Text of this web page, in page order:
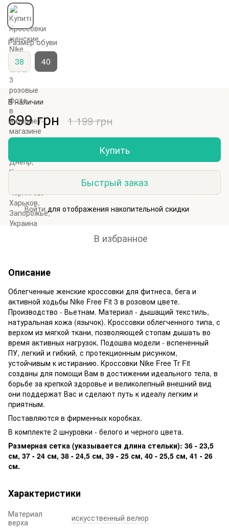
Размер обуви
38 40
В наличии
699 грн 1 199 грн
Купить
Быстрый заказ
% Войти для отображения накопительной скидки
В избранное
Описание
Облегченные женские кроссовки для фитнеса, бега и
активной ходьбы Nike Free Fit 3 в розовом цвете.
Производство - Вьетнам. Материал - дышащий текстиль,
натуральная кожа (язычок). Кроссовки облегченного типа, с
верхом из мягкой ткани, позволяющей стопам дышать во
время активных нагрузок. Подошва модели - вспененный
ПУ, легкий и гибкий, с протекционным рисунком,
устойчивым к истиранию. Кроссовки Nike Free Tr Fit
созданы для помощи Вам в достижении идеального тела, в
борьбе за крепкой здоровье и великолепный внешний вид
они поддержат Вас и сделают путь к идеалу легким и
приятным.
Поставляются в фирменных коробках.
В комплекте 2 шнуровки - белого и черного цвета.
Размерная сетка (указывается длина стельки): 36 - 23,5
см, 37 - 24 см, 38 - 24,5 см, 39 - 25 см, 40 - 25,5 см, 41 - 26
см.
Характеристики
Материал
верха
искусственный велюр